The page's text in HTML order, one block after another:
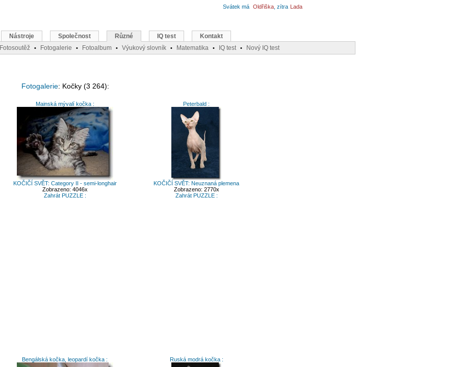
Fotogalerie: Kočky (3 264):
Mainská mývalí kočka :
KOČIČÍ SVĚT: Category II - semi-longhair
Zobrazeno: 4046x
Zahrát PUZZLE :
Peterbald :
KOČIČÍ SVĚT: Neuznaná plemena
Zobrazeno: 2770x
Zahrát PUZZLE :
Bengálská kočka, leopardí kočka : Ruská modrá kočka :
Svátek má Oldřiška , zítra Lada
Nástroje Společnost Různé IQ test
Kontakt
Fotosoutěž • Fotogalerie • Fotoalbum • Výukový slovník • Matematika • IQ test • Nový IQ test